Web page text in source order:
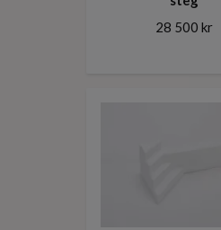
28 500 kr